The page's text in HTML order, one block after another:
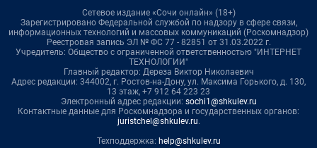
Сетевое издание «Сочи онлайн» (18+)
Зарегистрировано Федеральной службой по надзору в сфере связи,
информационных технологий и массовых коммуникаций (Роскомнадзор)
Реестровая запись ЭЛ № ФС 77 - 82851 от 31.03.2022 г.
Учредитель: Общество с ограниченной ответственностью "ИНТЕРНЕТ
ТЕХНОЛОГИИ"
Главный редактор: Дереза Виктор Николаевич
Адрес редакции: 344002, г. Ростов-на-Дону, ул. Максима Горького, д. 130,
13 этаж, +7 912 64 223 23
Электронный адрес редакции: sochi1@shkulev.ru
Контактные данные для Роскомнадзора и государственных органов:
juristchel@shkulev.ru.
Техподдержка: help@shkulev.ru